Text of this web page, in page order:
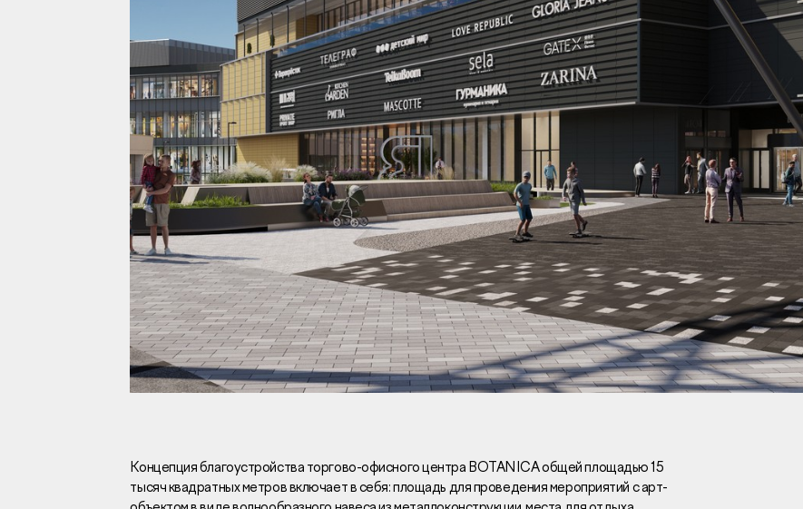
Жилая недвижимость
Коммерческая недвижимость
О компании
Дирекция
клиентского сервиса
Инвесторам
Вакансии
Брокерам
Тендеры
Контакты
Раскрытие информации
Правовая информация
Отдел продаж Глaвный oфиc
Концепция благоустройства торгово-офисного центра BOTANICA общей площадью 15
тысяч квадратных метров включает в себя: площадь для проведения мероприятий с арт-